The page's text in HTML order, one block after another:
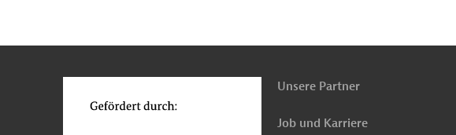
Download
(PDF; 946,9 KB)
oben
Unsere Partner
Job und Karriere